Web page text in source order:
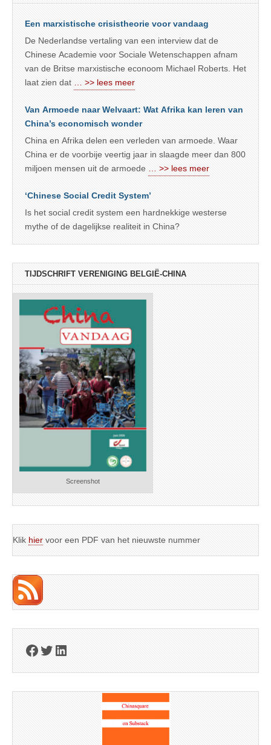
Een marxistische crisistheorie voor vandaag
De Nederlandse vertaling van een interview dat de
Chinese Academie voor Sociale Wetenschappen afnam
van de Britse marxistische econoom Michael Roberts. Het
laat zien dat
… >> lees meer
Van Armoede naar Welvaart: Wat Afrika kan leren van
China’s economisch wonder
China en Afrika delen een verleden van armoede. Waar
China er de voorbije veertig jaar in slaagde meer dan 800
miljoen mensen uit de armoede
… >> lees meer
‘Chinese Social Credit System’
Is het social credit system een hardnekkige westerse
mythe of de dagelijkse realiteit in China?
TIJDSCHRIFT VERENIGING BELGIË-CHINA
Screenshot
Klik hier voor een PDF van het nieuwste nummer
Facebook
Twitter
LinkedIn